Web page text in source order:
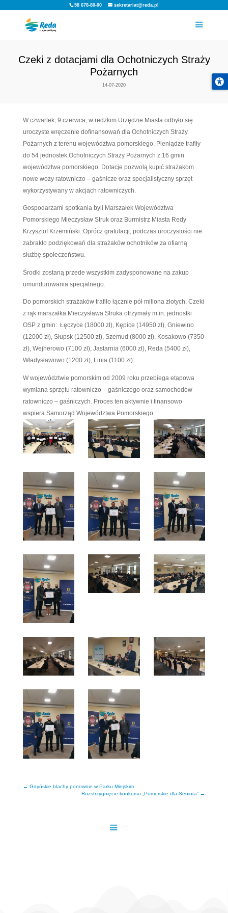
58 678-80-00
Czeki z dotacjami dla
14-07-2020
W czwartek, 9 czerwca, w redzkim Urzędzie Miasta
uroczyste wręczenie dofinansowań dla
do 54 jednostek Ochotniczych Straży Pożarnych z
województwa pomorskiego. Dotacje pozwolą
nowe wozy ratowniczo – gaśnicze oraz
Gospodarzami spotkania byli Marszałek
Pomorskiego Mieczysław Struk oraz Burmistrz
Krzysztof Krzemiński. Oprócz gratulacji, podczas
zabrakło podziękowań dla strażaków ochotników
służbę społeczeństwu.
Środki zostaną przede wszystkim zadysponowane
umundurowania specjalnego.
Do pomorskich strażaków trafiło łącznie pół
z rąk marszałka Mieczysława Struka otrzymały
OSP z gmin: Łęczyce (18000 zł), Kępice (14950
zł), Wejherowo (7100 zł), Jastarnia (6000 zł), Reda
Władysławowo (1200 zł), Linia (1100 zł).
W województwie pomorskim od 2009 roku
wymiana sprzętu ratowniczo – gaśniczego oraz
ratowniczo – gaśniczych. Proces ten aktywnie i
wspiera Samorząd Województwa Pomorskiego.